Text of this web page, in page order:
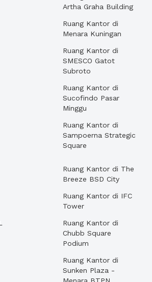
Artha Graha Building
Ruang Kantor di
Menara Kuningan
Ruang Kantor di
SMESCO Gatot
Subroto
Ruang Kantor di
Sucofindo Pasar
Minggu
Ruang Kantor di
Sampoerna Strategic
Square
Ruang Kantor di The
Breeze BSD City
Ruang Kantor di IFC
Tower
Ruang Kantor di
Chubb Square
Podium
Ruang Kantor di
Sunken Plaza -